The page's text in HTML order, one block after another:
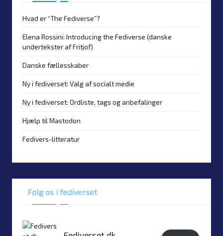
Hvad er “The Fediverse”?
Elena Rossini: Introducing the Fediverse (danske
undertekster af Fritjof)
Danske fællesskaber
Ny i fediverset: Valg af socialt medie
Ny i fediverset: Ordliste, tags og anbefalinger
Hjælp til Mastodon
Fedivers-litteratur
Følg os i fediverset